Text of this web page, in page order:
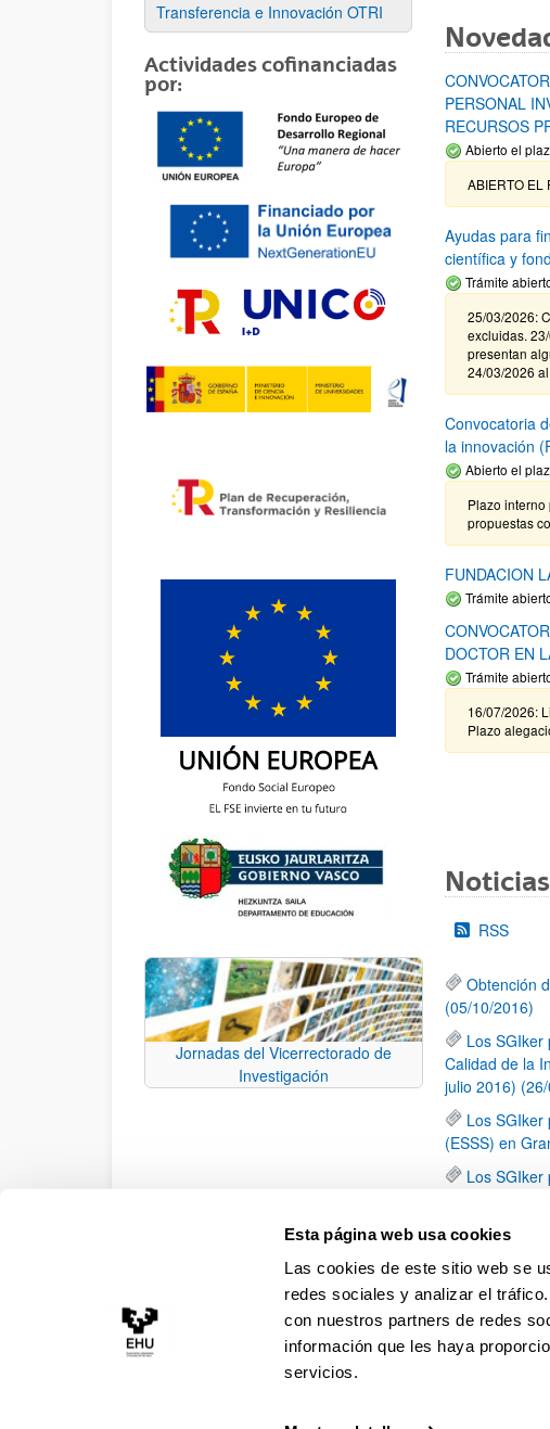
Esta página web usa cookies
Las cookies de este sitio web se
redes sociales y analizar el
con nuestros partners de redes
información que les haya
servicios.
Transferencia e Innovación OTRI
Actividades cofinanciadas
por:
Jornadas del Vicerrectorado de
Investigación
PERSONAL
RECURSOS
Abierto el
ABIERTO EL
Ayudas para
científica y
Trámite
25/03/2026:
excluidas.
presentan
24/03/2026
Convocatoria
la innovación
Abierto el
Plazo
propuestas
FUNDACION
Trámite
DOCTOR EN
Trámite
16/07/2026:
Plazo
Noticias
RSS
Obtención
(05/10/2016)
Los SGIker
Calidad de la
julio 2016)
Los SGIker
(ESSS) en
Los SGIker
El Servicio
calidad de la